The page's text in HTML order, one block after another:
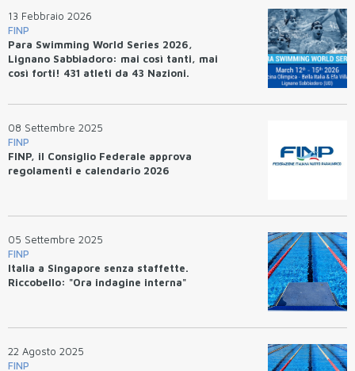
13 Febbraio 2026
FINP
Para Swimming World Series 2026,
Lignano Sabbiadoro: mai così tanti, mai
così forti! 431 atleti da 43 Nazioni.
08 Settembre 2025
FINP
FINP, il Consiglio Federale approva
regolamenti e calendario 2026
05 Settembre 2025
FINP
Italia a Singapore senza staffette.
Riccobello: "Ora indagine interna"
22 Agosto 2025
FINP